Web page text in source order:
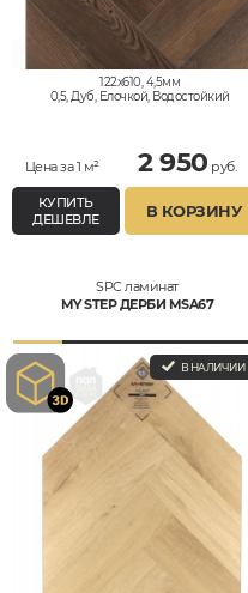
122x610, 4,5мм
0,5, Дуб, Елочкой, Водостойкий
Цена за 1 м² 2 950 руб.
КУПИТЬ
ДЕШЕВЛЕ
В КОРЗИНУ
SPC ламинат
MY STEP ДЕРБИ MSA67
В НАЛИЧИИ